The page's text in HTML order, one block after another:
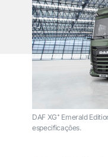
DAF XG⁺ Emerald
especificações.